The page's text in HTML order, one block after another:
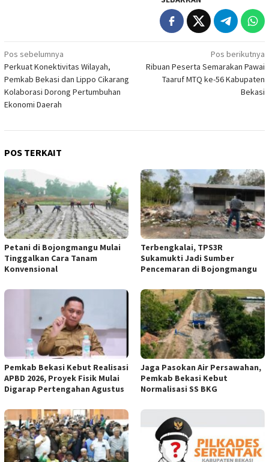
Navigasi
pos
Pos sebelumnya
Perkuat Konektivitas Wilayah,
Pemkab Bekasi dan Lippo Cikarang
Kolaborasi Dorong Pertumbuhan
Ekonomi Daerah
Pos berikutnya
Ribuan Peserta Semarakan Pawai
Taaruf MTQ ke-56 Kabupaten
Bekasi
POS TERKAIT
Petani di Bojongmangu Mulai
Tinggalkan Cara Tanam
Konvensional
Terbengkalai, TPS3R
Sukamukti Jadi Sumber
Pencemaran di Bojongmangu
Pemkab Bekasi Kebut Realisasi
APBD 2026, Proyek Fisik Mulai
Digarap Pertengahan Agustus
Jaga Pasokan Air Persawahan,
Pemkab Bekasi Kebut
Normalisasi SS BKG